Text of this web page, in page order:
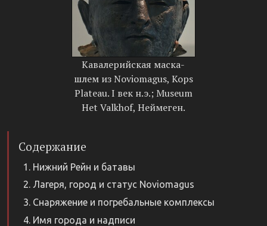
Кавалерийская маска-
шлем из Noviomagus, Kops
Plateau. I век н.э.; Museum
Het Valkhof, Неймеген.
Содержание
Нижний Рейн и батавы
Лагеря, город и статус Noviomagus
Снаряжение и погребальные комплексы
Имя города и надписи